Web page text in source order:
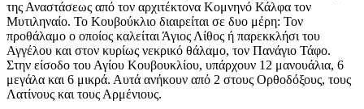
της Αναστάσεως από τον αρχιτέκτονα Κομνηνό Κάλφα τον
Μυτιληναίο. Το Κουβούκλιο διαιρείται σε δυο μέρη: Τον
προθάλαμο ο οποίος καλείται Άγιος Λίθος ή παρεκκλήσι του
Αγγέλου και στον κυρίως νεκρικό θάλαμο, τον Πανάγιο Τάφο.
Στην είσοδο του Αγίου Κουβουκλίου, υπάρχουν 12 μανουάλια, 6
μεγάλα και 6 μικρά. Αυτά ανήκουν από 2 στους Ορθοδόξους, τους
Λατίνους και τους Αρμένιους.